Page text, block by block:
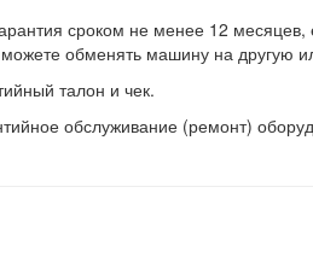
сроком не менее 12
обменять машину на другую
талон и чек.
обслуживание (ремонт)